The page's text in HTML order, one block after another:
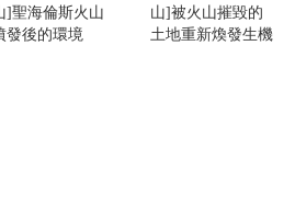
]聖海倫斯火山
發後的環境
山]被火山摧毀的
土地重新煥發生機